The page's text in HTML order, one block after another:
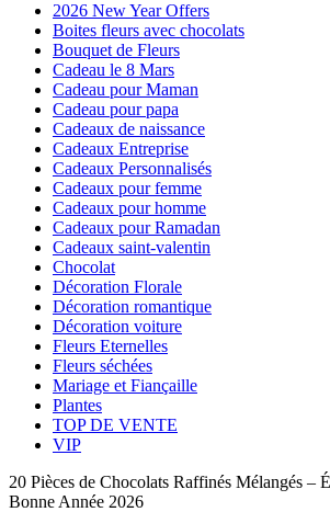
2026 New Year Offers
Boites fleurs avec chocolats
Bouquet de Fleurs
Cadeau le 8 Mars
Cadeau pour Maman
Cadeau pour papa
Cadeaux de naissance
Cadeaux Entreprise
Cadeaux Personnalisés
Cadeaux pour femme
Cadeaux pour homme
Cadeaux pour Ramadan
Cadeaux saint-valentin
Chocolat
Décoration Florale
Décoration romantique
Décoration voiture
Fleurs Eternelles
Fleurs séchées
Mariage et Fiançaille
Plantes
TOP DE VENTE
VIP
20 Pièces de Chocolats Raffinés Mélangés –
Bonne Année 2026